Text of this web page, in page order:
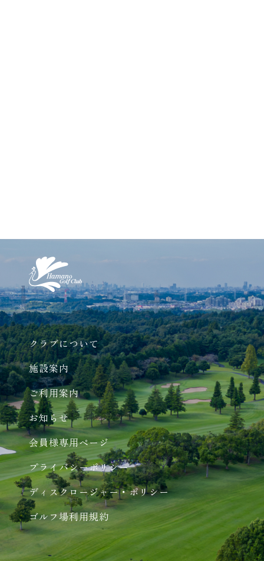
クラブについて
施設案内
ご利用案内
お知らせ
会員様専用ページ
プライバシーポリシー
ディスクロージャー・ポリシー
ゴルフ場利用規約